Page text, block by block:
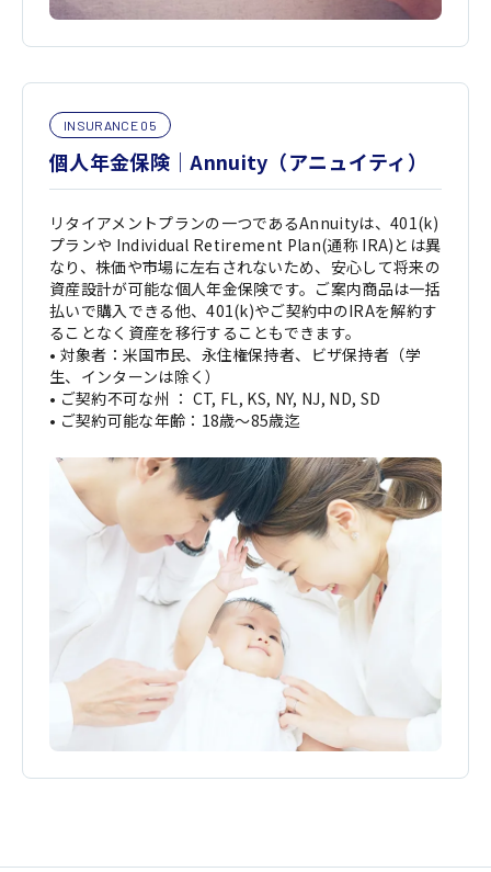
INSURANCE 05
個人年金保険｜Annuity（アニュイティ）
リタイアメントプランの一つであるAnnuityは、401(k)
プランや Individual Retirement Plan(通称 IRA)とは異
なり、株価や市場に左右されないため、安心して将来の
資産設計が可能な個人年金保険です。ご案内商品は一括
払いで購入できる他、401(k)やご契約中のIRAを解約す
ることなく資産を移行することもできます。
• 対象者：米国市民、永住権保持者、ビザ保持者（学
生、インターンは除く）
• ご契約不可な州 ： CT, FL, KS, NY, NJ, ND, SD
• ご契約可能な年齢：18歳～85歳迄